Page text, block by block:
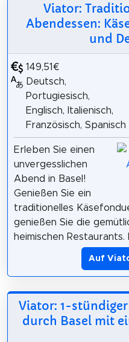
Viator:
Abendessen:
und
149,51€
Deutsch,
Portugiesisch,
Englisch, Italienisch,
Französisch, Spanisch
Erleben Sie einen
unvergesslichen
Abend in Basel!
Genießen Sie ein
traditionelles
genießen Sie die
heimischen Restaurants.
Auf
Viator: 1-
durch Basel mit